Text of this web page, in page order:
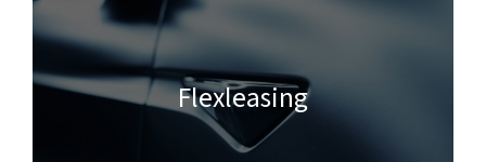
Flexleasing